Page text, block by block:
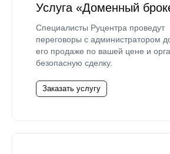
Услуга «Доменный
Специалисты Руцентра проведут
переговоры с администратором
его продаже по вашей цене и
безопасную сделку.
Заказать услугу